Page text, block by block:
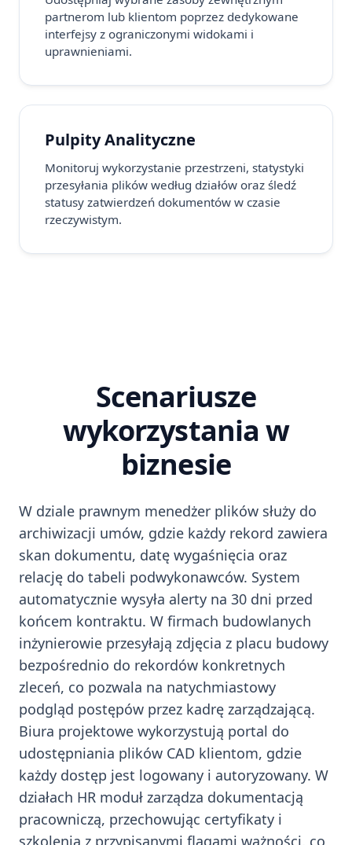
partnerom lub klientom poprzez dedykowane
interfejsy z ograniczonymi widokami i
uprawnieniami.
Pulpity Analityczne
Monitoruj wykorzystanie przestrzeni, statystyki
przesyłania plików według działów oraz śledź
statusy zatwierdzeń dokumentów w czasie
rzeczywistym.
Scenariusze
wykorzystania w
biznesie
W dziale prawnym menedżer plików służy do
archiwizacji umów, gdzie każdy rekord zawiera
skan dokumentu, datę wygaśnięcia oraz
relację do tabeli podwykonawców. System
automatycznie wysyła alerty na 30 dni przed
końcem kontraktu. W firmach budowlanych
inżynierowie przesyłają zdjęcia z placu budowy
bezpośrednio do rekordów konkretnych
zleceń, co pozwala na natychmiastowy
podgląd postępów przez kadrę zarządzającą.
Biura projektowe wykorzystują portal do
udostępniania plików CAD klientom, gdzie
każdy dostęp jest logowany i autoryzowany. W
działach HR moduł zarządza dokumentacją
pracowniczą, przechowując certyfikaty i
szkolenia z przypisanymi flagami ważności, co